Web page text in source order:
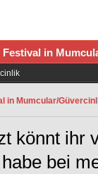
Festival in
in Mumcular/
könnt ihr
bei